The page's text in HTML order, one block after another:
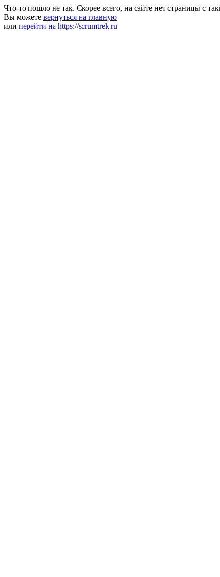
Что-то пошло не так. Скорее всего, на сайте нет страницы с
Вы можете вернуться на главную
или перейти на https://scrumtrek.ru